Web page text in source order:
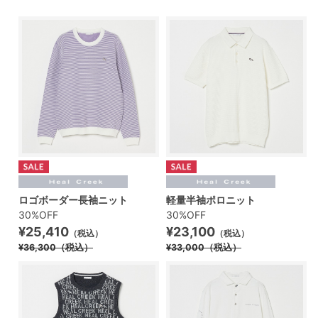
ロゴボーダー長袖ニット
30%OFF
¥25,410 （税込）
¥36,300（税込）
軽量半袖ポロニット
30%OFF
¥23,100 （税込）
¥33,000（税込）